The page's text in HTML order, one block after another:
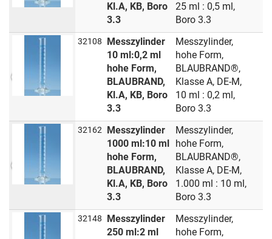
Kl.A, KB, Boro
3.3
25 ml : 0,5 ml,
Boro 3.3
32108
Messzylinder
10 ml:0,2 ml
hohe Form,
BLAUBRAND,
Kl.A, KB, Boro
3.3
Messzylinder,
hohe Form,
BLAUBRAND®,
Klasse A, DE-M,
10 ml : 0,2 ml,
Boro 3.3
32162
Messzylinder
1000 ml:10 ml
hohe Form,
BLAUBRAND,
Kl.A, KB, Boro
3.3
Messzylinder,
hohe Form,
BLAUBRAND®,
Klasse A, DE-M,
1.000 ml : 10 ml,
Boro 3.3
32148
Messzylinder
250 ml:2 ml
Messzylinder,
hohe Form,